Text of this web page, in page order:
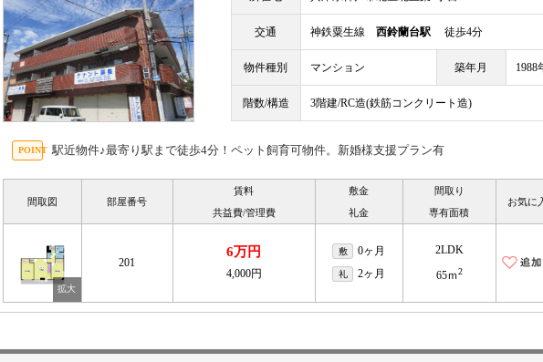
交通 神鉄粟生線 西鈴蘭台駅徒歩4分
物件種別 マンション 築年月 1988
階数/構造 3階建/RC造(鉄筋コンクリート造)
駅近物件♪最寄り駅まで徒歩4分！ペット飼育可物件。新婚様支援プラン有
間取図 部屋番号
賃料
共益費/管理費
敷金
礼金
間取り
専有面積
お気に
201
6万円
4,000円
敷 0ヶ月
礼 2ヶ月
2LDK
65ｍ2